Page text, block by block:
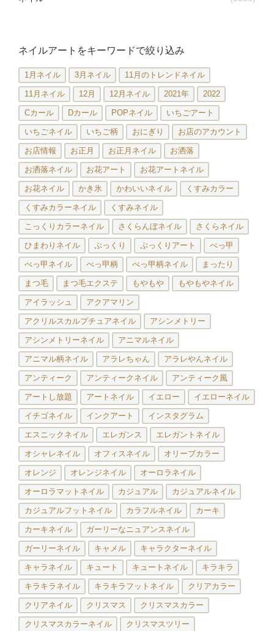
ネイルアートをキーワードで絞り込み
1月ネイル 3月ネイル 11月のトレンドネイル
11月ネイル 12月 12月ネイル 2021年 2022
Cカール Dカール POPネイル いちごアート
いちごネイル いちご柄 おにぎり お店のアカウント
お店情報 お正月 お正月ネイル お洒落
お洒落ネイル お花アート お花アートネイル
お花ネイル かき氷 かわいいネイル くすみカラー
くすみカラーネイル くすみネイル
こっくりカラーネイル さくらんぼネイル さくらネイル
ひまわりネイル ぷっくり ぷっくりアート べっ甲
べっ甲ネイル べっ甲柄 べっ甲柄ネイル まったり
まつ毛 まつ毛エクステ もやもや もやもやネイル
アイラッシュ アクアマリン
アクリルスカルプチュアネイル アシンメトリー
アシンメトリーネイル アニマルネイル
アニマル柄ネイル アラレちゃん アラレやんネイル
アンティーク アンティークネイル アンティーク風
アートし放題 アートネイル イエロー イエローネイル
イチゴネイル インクアート インスタグラム
エスニックネイル エレガンス エレガントネイル
オシャレネイル オフィスネイル オリーブカラー
オレンジ オレンジネイル オーロラネイル
オーロラマットネイル カジュアル カジュアルネイル
カジュアルフットネイル カラフルネイル カーキ
カーキネイル ガーリーなニュアンスネイル
ガーリーネイル キャメル キャラクターネイル
キャラネイル キュート キュートネイル キラキラ
キラキラネイル キラキラフットネイル クリアカラー
クリアネイル クリスマス クリスマスカラー
クリスマスカラーネイル クリスマスツリー